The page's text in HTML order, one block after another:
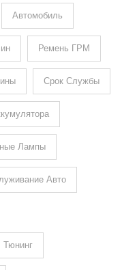
Автомобиль
Ремень ГРМ
Срок Службы
Лампы
Авто
Тюнинг